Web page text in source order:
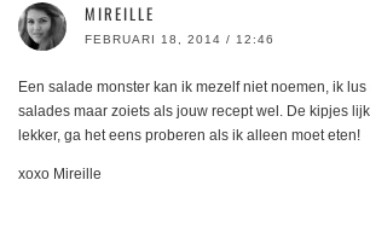
MIREILLE
FEBRUARI 18, 2014 / 12:46
Een salade monster kan ik mezelf niet noemen, ik
salades maar zoiets als jouw recept wel. De kipjes
lekker, ga het eens proberen als ik alleen moet eten!
xoxo Mireille